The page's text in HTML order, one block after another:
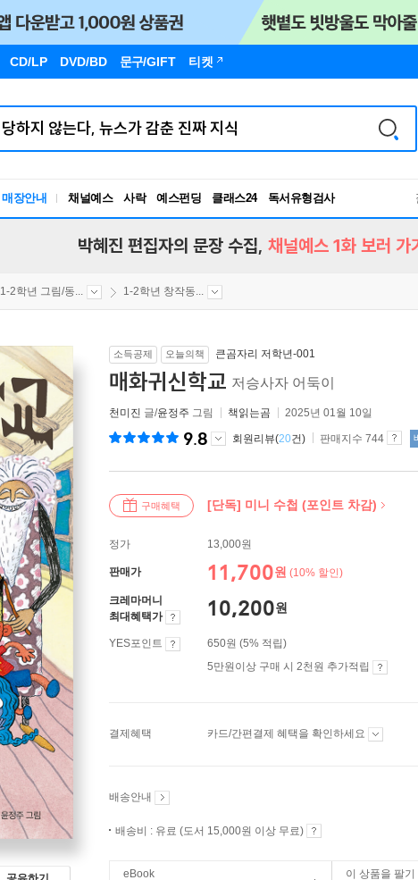
CD/LP DVD/BD 문구/GIFT 티켓
매장안내 채널예스 사락 예스펀딩 클래스24
RBTI Lab
독서유형검사
박혜진 편집자의 문장 수집, 채널예스 1화 보러 가
1-2학년 그림/동... 1-2학년 창작동...
소득공제 오늘의책 큰곰자리 저학년-001
매화귀신학교 저승사자 어둑이
천미진 글/윤정주 그림 책읽는곰 2025년 01월 10일
9.8 회원리뷰(20건) 판매지수 744
구매혜택 [단독] 미니 수첩 (포인트 차감)
정가 13,000원
판매가 11,700원 (10% 할인)
크레마머니
최대혜택가
10,200원
YES포인트
650원 (5% 적립)
5만원이상 구매 시 2천원 추가적립
결제혜택 카드/간편결제 혜택을 확인하세요
배송안내
배송비 : 유료 (도서 15,000원 이상 무료)
eBook
이 상품을 팔기